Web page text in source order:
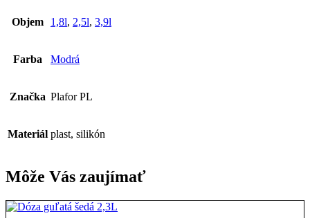
Objem 1,8l, 2,5l, 3,9l
Farba Modrá
Značka Plafor PL
Materiál plast, silikón
Môže Vás zaujímať